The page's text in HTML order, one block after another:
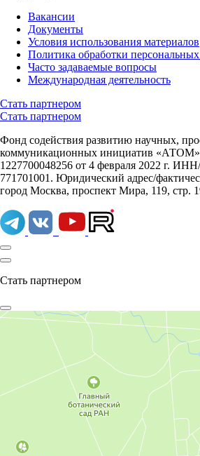
Вакансии
Документы
Условия использования материалов
Политика обработки
Часто задаваемые вопросы
Международная деятельность
Стать партнером
Стать партнером
Фонд содействия развитию научных,
коммуникационных инициатив
1227700048256 от 4 февраля 2022 г.
771701001. Юридический адрес/
город Москва, проспект Мира, 119, стр.
Стать партнером